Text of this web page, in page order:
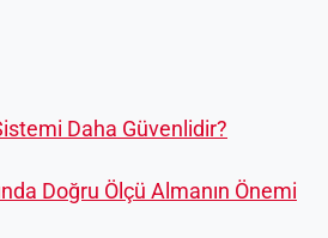
Daha Güvenlidir?
Doğru Ölçü Almanın Önemi